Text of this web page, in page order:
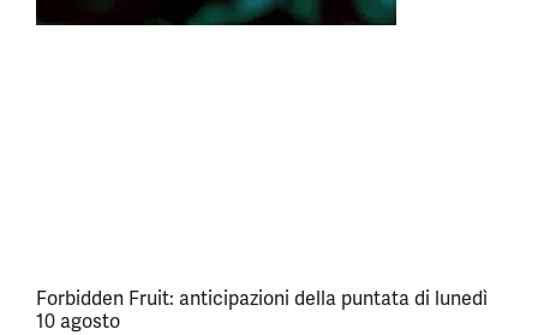
Forbidden Fruit: anticipazioni della puntata di lunedì
10 agosto